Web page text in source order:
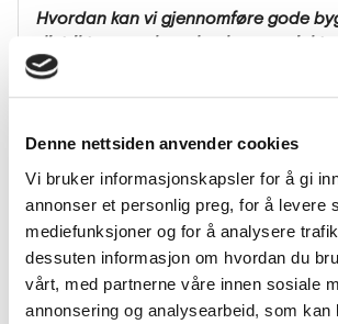
Denne nettsiden anvender cookies
Vi bruker informasjonskapsler for å gi
annonser et personlig preg, for å levere
mediefunksjoner og for å analysere
dessuten informasjon om hvordan du
vårt, med partnerne våre innen sosiale
annonsering og analysearbeid, som kan
Hvordan kan vi gjennomføre gode
distriktene, og hvordan kan
lokal næringsutvikling?
økt kunnskap blant leverandører i
kommunenes byggeprosjekter og
kompetanse og bistand
prosjektene.
økt kunnskap om hvordan
lokalt næringslivs mulighet for
utvikling gjennom prosjektene –